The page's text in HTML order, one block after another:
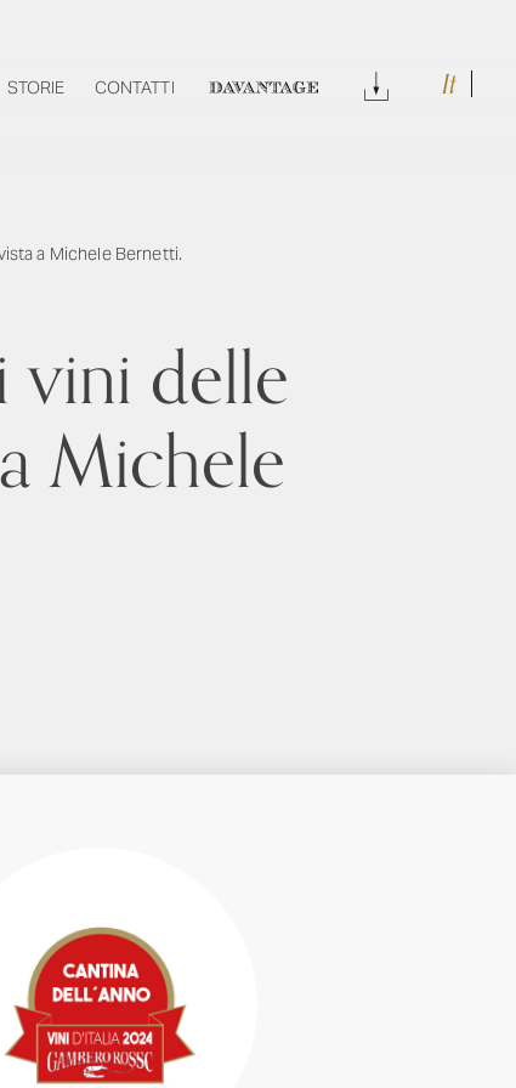
STORIE CONTATTI DAVANTAGE DOWNLOAD
It
a Michele Bernetti.
vini delle
Michele